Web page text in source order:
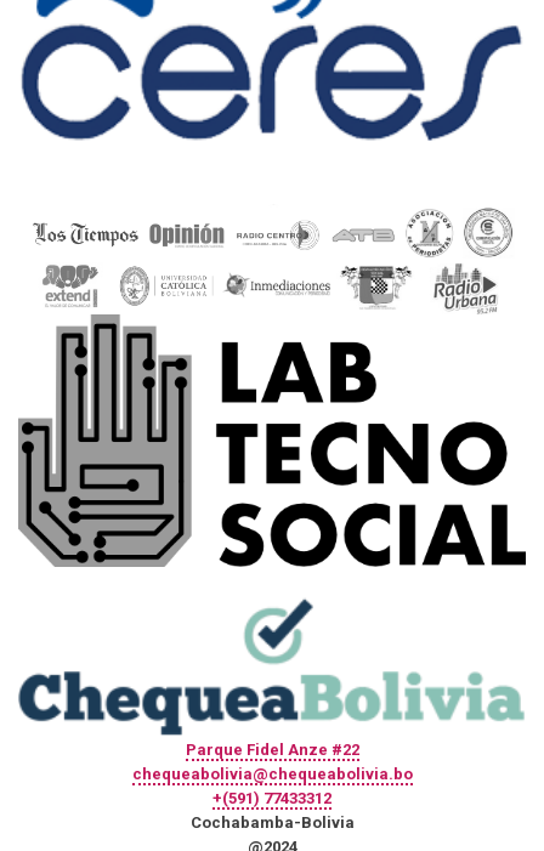
Parque Fidel Anze #22
chequeabolivia@chequeabolivia.bo
+(591) 77433312
Cochabamba-Bolivia
@2024